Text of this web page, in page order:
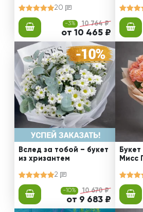
20
-3% 10 764 ₽
от 10 465 ₽
Вслед за тобой – букет
из хризантем
2
-10% 10 670 ₽
от 9 683 ₽
Мисс